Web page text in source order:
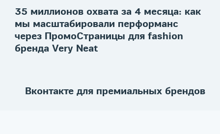
35 миллионов охвата за 4 месяца: как
мы масштабировали перформанс
через ПромоСтраницы для fashion
бренда Very Neat
Вконтакте для премиальных брендов